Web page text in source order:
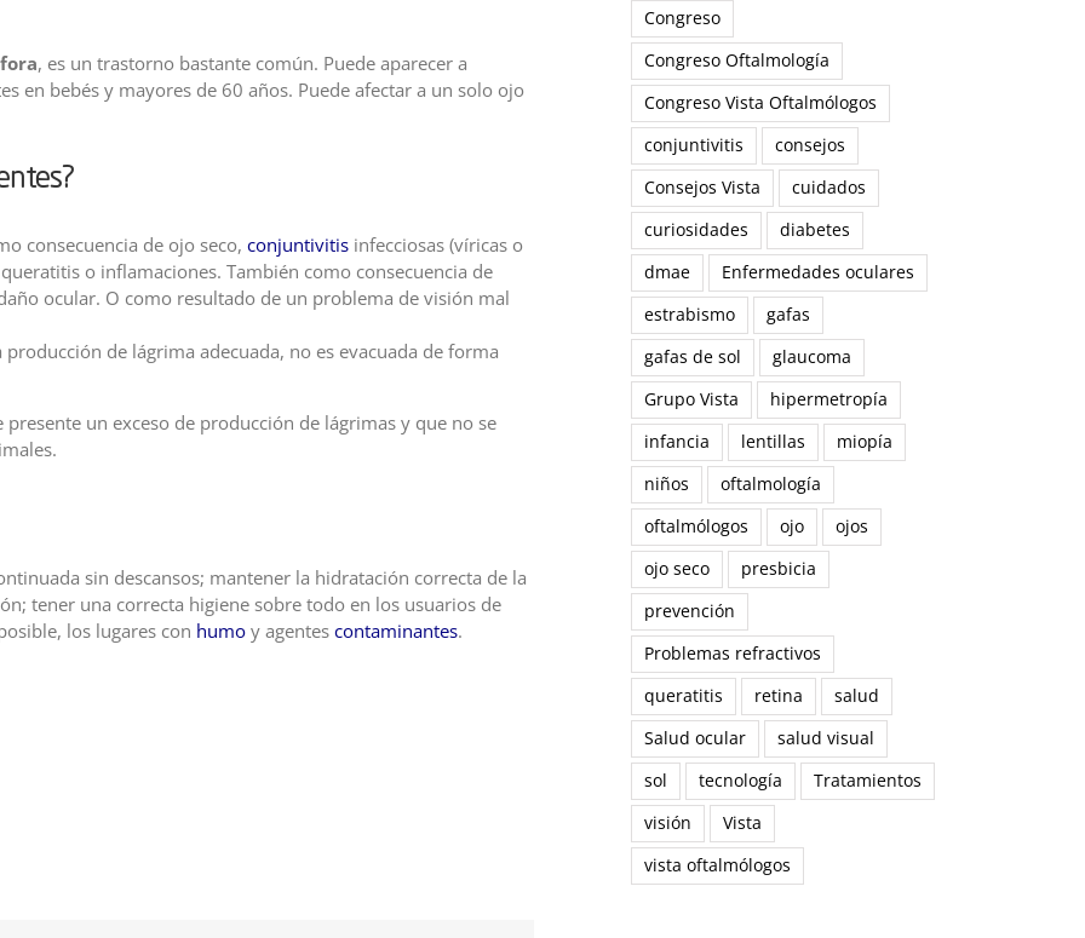
, es un trastorno bastante común. Puede aparecer a
en bebés y mayores de 60 años. Puede afectar a un solo ojo
consecuencia de ojo seco, conjuntivitis infecciosas (víricas o
o inflamaciones. También como consecuencia de
ocular. O como resultado de un problema de visión mal
producción de lágrima adecuada, no es evacuada de forma
un exceso de producción de lágrimas y que no se
sin descansos; mantener la hidratación correcta de la
tener una correcta higiene sobre todo en los usuarios de
los lugares con humo y agentes contaminantes.
Congreso
Congreso Oftalmología
Congreso Vista Oftalmólogos
conjuntivitis
consejos
Consejos Vista
cuidados
curiosidades
diabetes
dmae
Enfermedades oculares
estrabismo
gafas
gafas de sol
glaucoma
Grupo Vista
hipermetropía
infancia
lentillas
miopía
niños
oftalmología
oftalmólogos
ojo
ojos
ojo seco
presbicia
prevención
Problemas refractivos
queratitis
retina
salud
Salud ocular
salud visual
sol
tecnología
Tratamientos
visión
Vista
vista oftalmólogos